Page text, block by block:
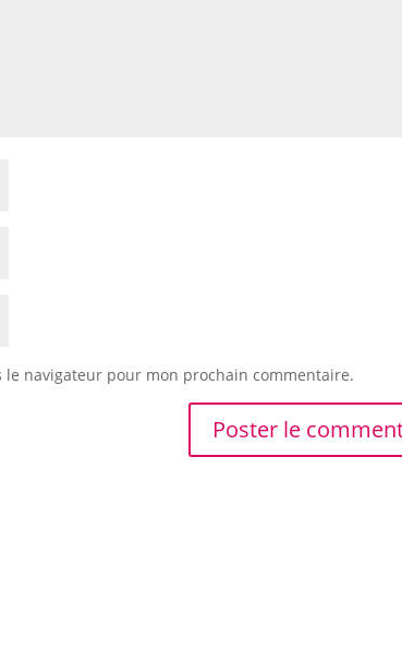
navigateur pour mon prochain commentaire.